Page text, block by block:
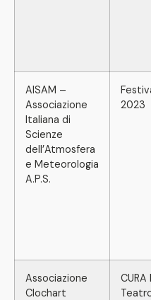
AISAM –
Associazione
Italiana di
Scienze
dell’Atmosfera
e Meteorologia
A.P.S.
2023
Associazione
Clochart
CURA